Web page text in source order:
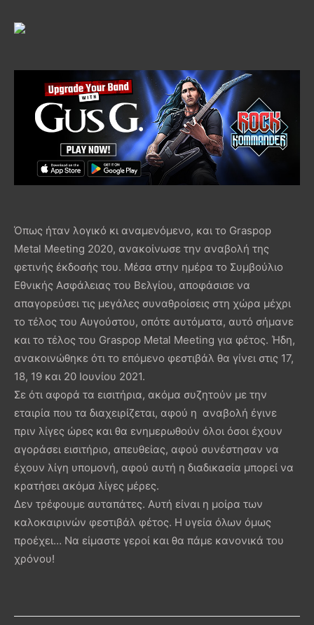
Όπως ήταν λογικό κι αναμενόμενο, και το Graspop
Metal Meeting 2020, ανακοίνωσε την αναβολή της
φετινής έκδοσής του. Μέσα στην ημέρα το Συμβούλιο
Εθνικής Ασφάλειας του Βελγίου, αποφάσισε να
απαγορεύσει τις μεγάλες συναθροίσεις στη χώρα μέχρι
το τέλος του Αυγούστου, οπότε αυτόματα, αυτό σήμανε
και το τέλος του Graspop Metal Meeting για φέτος. Ήδη,
ανακοινώθηκε ότι το επόμενο φεστιβάλ θα γίνει στις 17,
18, 19 και 20 Ιουνίου 2021.
Σε ότι αφορά τα εισιτήρια, ακόμα συζητούν με την
εταιρία που τα διαχειρίζεται, αφού η αναβολή έγινε
πριν λίγες ώρες και θα ενημερωθούν όλοι όσοι έχουν
αγοράσει εισιτήριο, απευθείας, αφού συνέστησαν να
έχουν λίγη υπομονή, αφού αυτή η διαδικασία μπορεί να
κρατήσει ακόμα λίγες μέρες.
Δεν τρέφουμε αυταπάτες. Αυτή είναι η μοίρα των
καλοκαιρινών φεστιβάλ φέτος. Η υγεία όλων όμως
προέχει… Να είμαστε γεροί και θα πάμε κανονικά του
χρόνου!